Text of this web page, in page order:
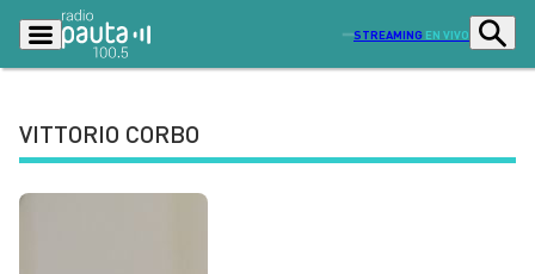
STREAMING EN VIVO
VITTORIO CORBO